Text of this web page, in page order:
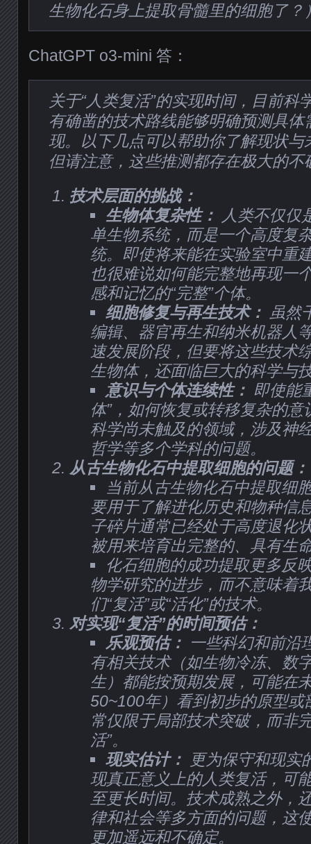
生物化石身上提取骨髓里的细胞了？
ChatGPT o3-mini 答：
关于“人类复活”的实现时间，目前科
有确凿的技术路线能够明确预测具体
现。以下几点可以帮助你了解现状与
但请注意，这些推测都存在极大的不
技术层面的挑战：
生物体复杂性：
人类不仅仅
单生物系统，而是一个高度复
统。即使将来能在实验室中重
也很难说如何能完整地再现一
感和记忆的“完整”个体。
细胞修复与再生技术： 虽然
编辑、器官再生和纳米机器人
速发展阶段，但要将这些技术
生物体，还面临巨大的科学与
意识与个体连续性： 即使能
体”，如何恢复或转移复杂的
科学尚未触及的领域，涉及神
哲学等多个学科的问题。
从古生物化石中提取细胞的问题：
当前从古生物化石中提取细
要用于了解进化历史和物种信
子碎片通常已经处于高度退化
被用来培育出完整的、具有生
化石细胞的成功提取更多反
物学研究的进步，而不意味着
们“复活”或“活化”的技术。
对实现“复活”的时间预估：
乐观预估： 一些科幻和前沿
有相关技术（如生物冷冻、数
生）都能按预期发展，可能在
50~100年）看到初步的原型或
常仅限于局部技术突破，而非
活”。
现实估计：
更为保守和现实
现真正意义上的人类复活，可
至更长时间。技术成熟之外，
律和社会等多方面的问题，这
更加遥远和不确定。